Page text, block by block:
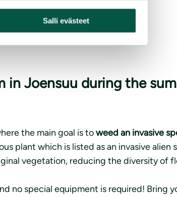
Salli evästeet
in Joensuu during the
the main goal is toweed an invasive
plant which is listed as an invasive alien
vegetation, reducing the diversity of
no special equipment is required! Bring